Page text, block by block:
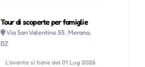
Tour di scoperte per famiglie
Via San Valentino 55, Merano,
BZ
L'evento si tiene dal 01 Lug 2026